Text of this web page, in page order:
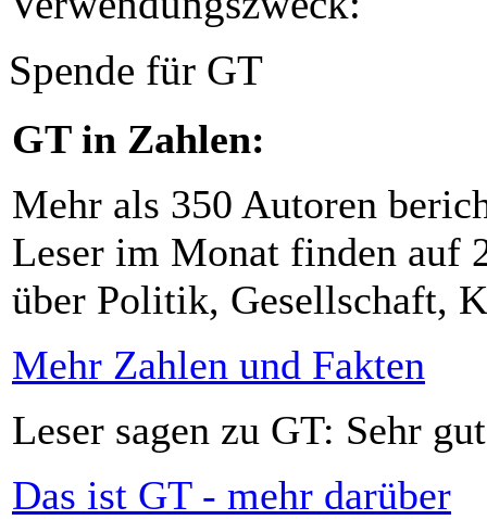
Spende für GT
GT in Zahlen:
Mehr als 350 Autoren
Leser im Monat finden auf
über Politik, Gesellschaft,
Mehr Zahlen und Fakten
Leser sagen zu GT: Sehr
Das ist GT - mehr darüber